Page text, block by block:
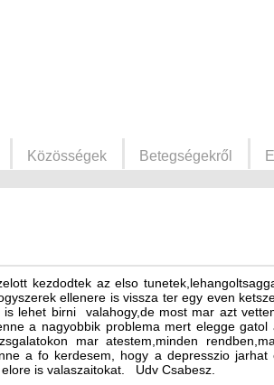
Közösségek Betegségekről
kezdodtek az elso
ellenere is vissza ter egy even
lehet birni valahogy,de most mar azt
a nagyobbik problema mert elegge gatol
mar atestem,minden
a fo kerdesem, hogy a depresszio jarhat
is valaszaitokat. Udv Csabesz.